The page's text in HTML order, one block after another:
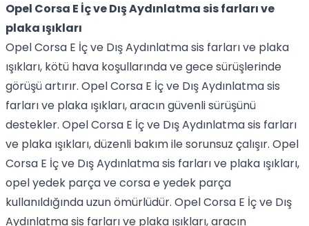
Opel Corsa E İç ve Dış Aydınlatma sis farları ve
plaka ışıkları
Opel Corsa E İç ve Dış Aydınlatma sis farları ve plaka
ışıkları, kötü hava koşullarında ve gece sürüşlerinde
görüşü artırır. Opel Corsa E İç ve Dış Aydınlatma sis
farları ve plaka ışıkları, aracın güvenli sürüşünü
destekler. Opel Corsa E İç ve Dış Aydınlatma sis farları
ve plaka ışıkları, düzenli bakım ile sorunsuz çalışır. Opel
Corsa E İç ve Dış Aydınlatma sis farları ve plaka ışıkları,
opel yedek parça ve corsa e yedek parça
kullanıldığında uzun ömürlüdür. Opel Corsa E İç ve Dış
Aydınlatma sis farları ve plaka ışıkları, aracın